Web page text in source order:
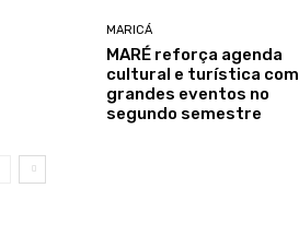
MARICÁ
MARÉ reforça agenda
cultural e turística com
grandes eventos no
segundo semestre